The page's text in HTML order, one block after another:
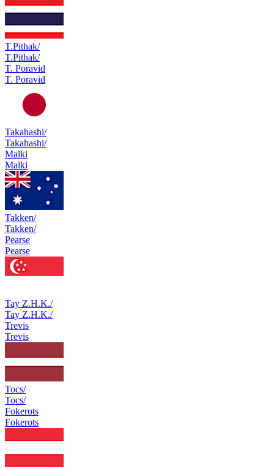
T.Pithak/
T.Pithak/
T. Poravid
T. Poravid
Takahashi/
Takahashi/
Malki
Malki
Takken/
Takken/
Pearse
Pearse
Tay Z.H.K./
Tay Z.H.K./
Trevis
Trevis
Tocs/
Tocs/
Fokerots
Fokerots